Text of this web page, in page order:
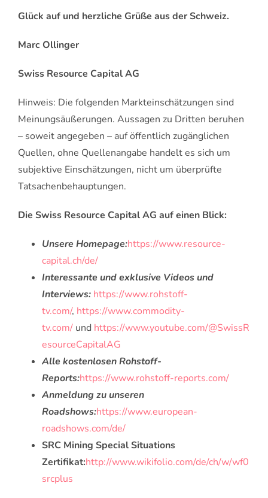
Glück auf und herzliche Grüße aus der Schweiz.
Marc Ollinger
Swiss Resource Capital AG
Hinweis: Die folgenden Markteinschätzungen sind
Meinungsäußerungen. Aussagen zu Dritten beruhen
– soweit angegeben – auf öffentlich zugänglichen
Quellen, ohne Quellenangabe handelt es sich um
subjektive Einschätzungen, nicht um überprüfte
Tatsachenbehauptungen.
Die Swiss Resource Capital AG auf einen Blick:
Unsere Homepage:https://www.resource-
capital.ch/de/
Interessante und exklusive Videos und
Interviews: https://www.rohstoff-
tv.com/, https://www.commodity-
tv.com/ und https://www.youtube.com/@SwissR
esourceCapitalAG
Alle kostenlosen Rohstoff-
Reports:https://www.rohstoff-reports.com/
Anmeldung zu unseren
Roadshows:https://www.european-
roadshows.com/de/
SRC Mining Special Situations
Zertifikat:http://www.wikifolio.com/de/ch/w/wf0
srcplus